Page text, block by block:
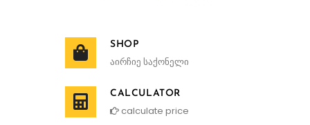
SHOP
აირჩიე საქონელი
CALCULATOR
calculate price